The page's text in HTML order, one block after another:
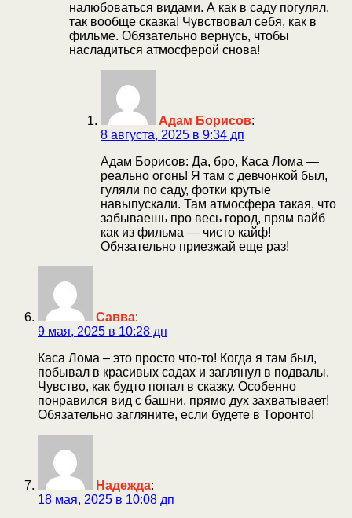
налюбоваться видами. А как в саду погулял,
так вообще сказка! Чувствовал себя, как в
фильме. Обязательно вернусь, чтобы
насладиться атмосферой снова!
Адам Борисов:
8 августа, 2025 в 9:34 дп
Адам Борисов: Да, бро, Каса Лома —
реально огонь! Я там с девчонкой был,
гуляли по саду, фотки крутые
навыпускали. Там атмосфера такая, что
забываешь про весь город, прям вайб
как из фильма — чисто кайф!
Обязательно приезжай еще раз!
Савва:
9 мая, 2025 в 10:28 дп
Каса Лома – это просто что-то! Когда я там был,
побывал в красивых садах и заглянул в подвалы.
Чувство, как будто попал в сказку. Особенно
понравился вид с башни, прямо дух захватывает!
Обязательно загляните, если будете в Торонто!
Надежда:
18 мая, 2025 в 10:08 дп